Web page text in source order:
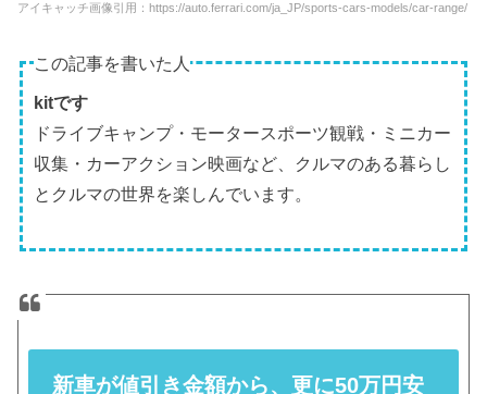
アイキャッチ画像引用：https://auto.ferrari.com/ja_JP/sports-cars-models/car-range/
この記事を書いた人
kitです
ドライブキャンプ・モータースポーツ観戦・ミニカー
収集・カーアクション映画など、クルマのある暮らし
とクルマの世界を楽しんでいます。
新車が値引き金額から、更に50万円安